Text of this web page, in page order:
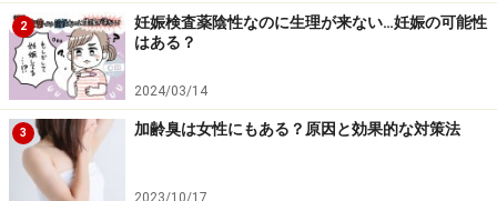
消耗する産後に精神疾患が発生することは漢方医学では
当たり前のことと捉えているため、産後1年はしっかり
と養生に取り組むことが大切だと考えられています。特
に産後1ヶ月は、できるだけ横になることで「気」を養
い、栄養価の高い食事により「血」を増やし、母乳の分
泌を促す・目を休める（スマホやPC、テレビから離れ
2
妊娠検査薬陰性なのに生理が来ない…妊娠の可能性
はある？
2024/03/14
3 加齢臭は女性にもある？原因と効果的な対策法